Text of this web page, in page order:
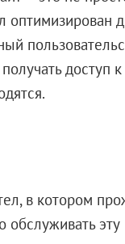
оптимизирован
доступ
в котором
эту